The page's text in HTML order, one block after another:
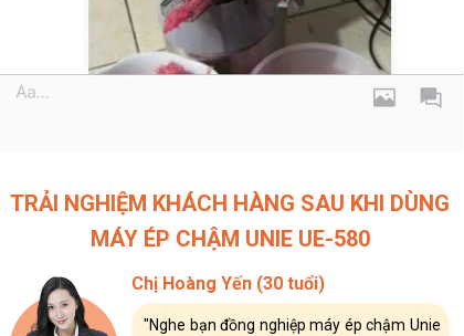
TRẢI NGHIỆM KHÁCH HÀNG SAU KHI DÙNG
MÁY ÉP CHẬM UNIE UE-580
Chị Hoàng Yến (30 tuổi)
"Nghe bạn đồng nghiệp máy ép chậm Unie